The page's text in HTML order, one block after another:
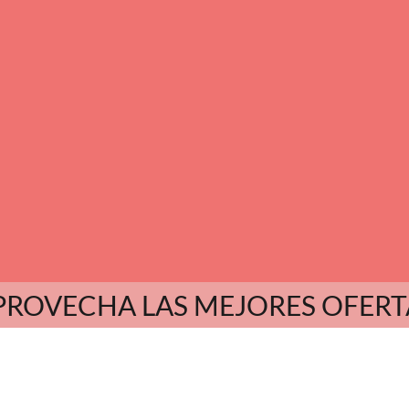
LAS MEJORES